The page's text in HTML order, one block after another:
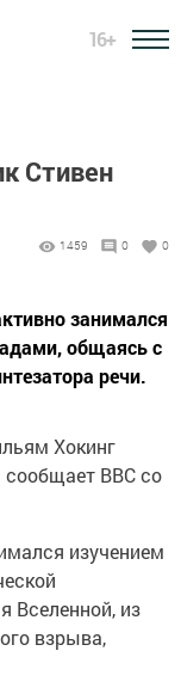
16+
Стивен
1459 0 0
занимался
общаясь с
речи.
Хокинг
BBC со
изучением
Вселенной, из
взрыва,